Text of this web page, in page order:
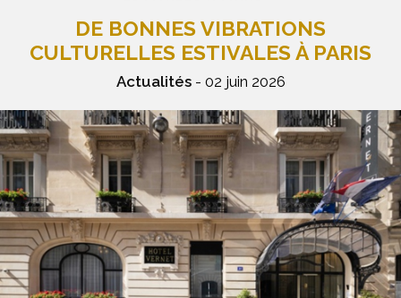
DE BONNES VIBRATIONS
CULTURELLES ESTIVALES À PARIS
Actualités - 02 juin 2026